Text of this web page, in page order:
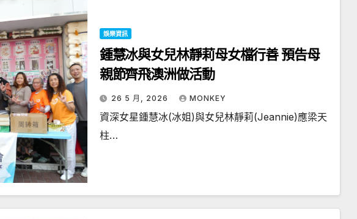
娛樂資訊
鍾慧冰與女兒林靜莉母女檔行善 預告母
親節齊飛澳洲做活動
26 5 月, 2026 MONKEY
資深女星鍾慧冰(冰姐)與女兒林靜莉(Jeannie)應梁天
柱…